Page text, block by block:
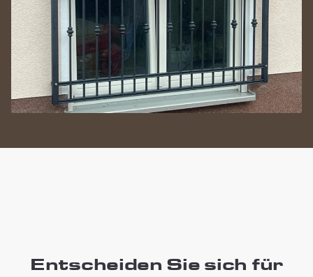
Entscheiden Sie sich für